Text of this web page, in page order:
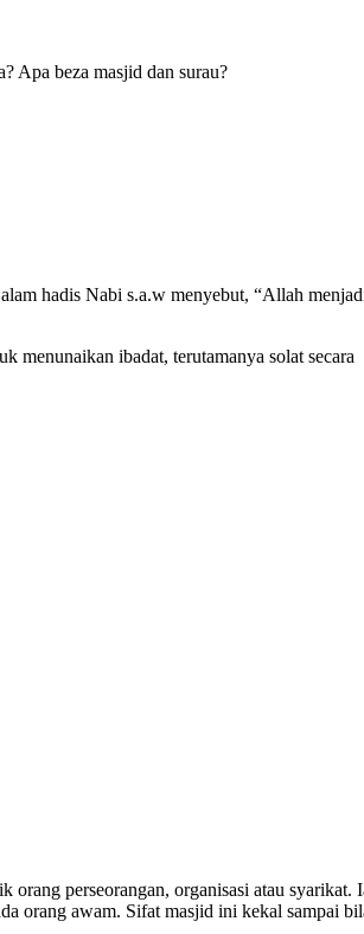
Apa beza masjid dan surau?
hadis Nabi s.a.w menyebut, “Allah
menunaikan ibadat, terutamanya solat secara
orang perseorangan, organisasi atau syarikat.
orang awam. Sifat masjid ini kekal sampai